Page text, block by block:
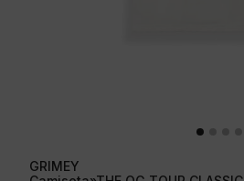
GRIMEY